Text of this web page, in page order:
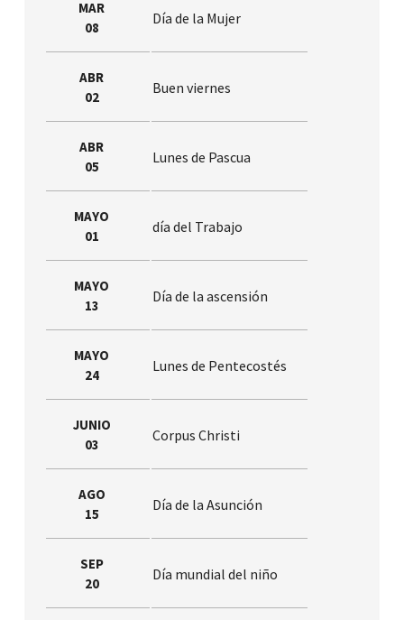
MAR
08
Día de la Mujer
ABR
02
Buen viernes
ABR
05
Lunes de Pascua
MAYO
01
día del Trabajo
MAYO
13
Día de la ascensión
MAYO
24
Lunes de Pentecostés
JUNIO
03
Corpus Christi
AGO
15
Día de la Asunción
SEP
20
Día mundial del niño